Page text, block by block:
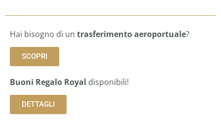
Hai bisogno di un trasferimento aeroportuale?
SCOPRI
Buoni Regalo Royal disponibili!
DETTAGLI